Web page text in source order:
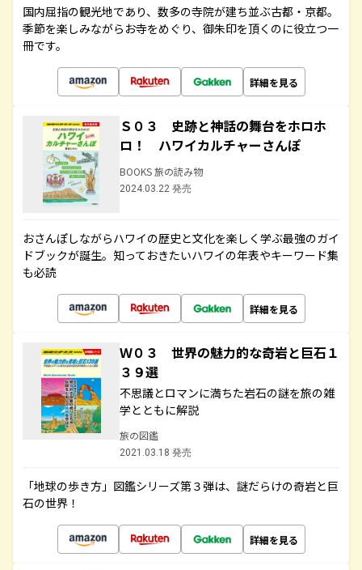
国内屈指の観光地であり、数多の寺院が建ち並ぶ古都・京都。
季節を楽しみながらお寺をめぐり、御朱印を頂くのに役立つ一
冊です。
詳細を見る
Ｓ０３ 史跡と神話の舞台をホロホ
ロ！ ハワイカルチャーさんぽ
BOOKS 旅の読み物
2024.03.22 発売
おさんぽしながらハワイの歴史と文化を楽しく学ぶ最強のガイ
ドブックが誕生。知っておきたいハワイの年表やキーワード集
も必読
詳細を見る
Ｗ０３ 世界の魅力的な奇岩と巨石１
３９選
不思議とロマンに満ちた岩石の謎を旅の雑
学とともに解説
旅の図鑑
2021.03.18 発売
「地球の歩き方」図鑑シリーズ第３弾は、謎だらけの奇岩と巨
石の世界！
詳細を見る